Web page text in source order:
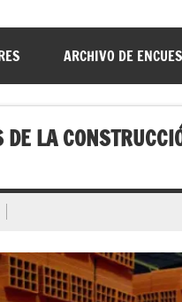
ARCHIVO DE
LA